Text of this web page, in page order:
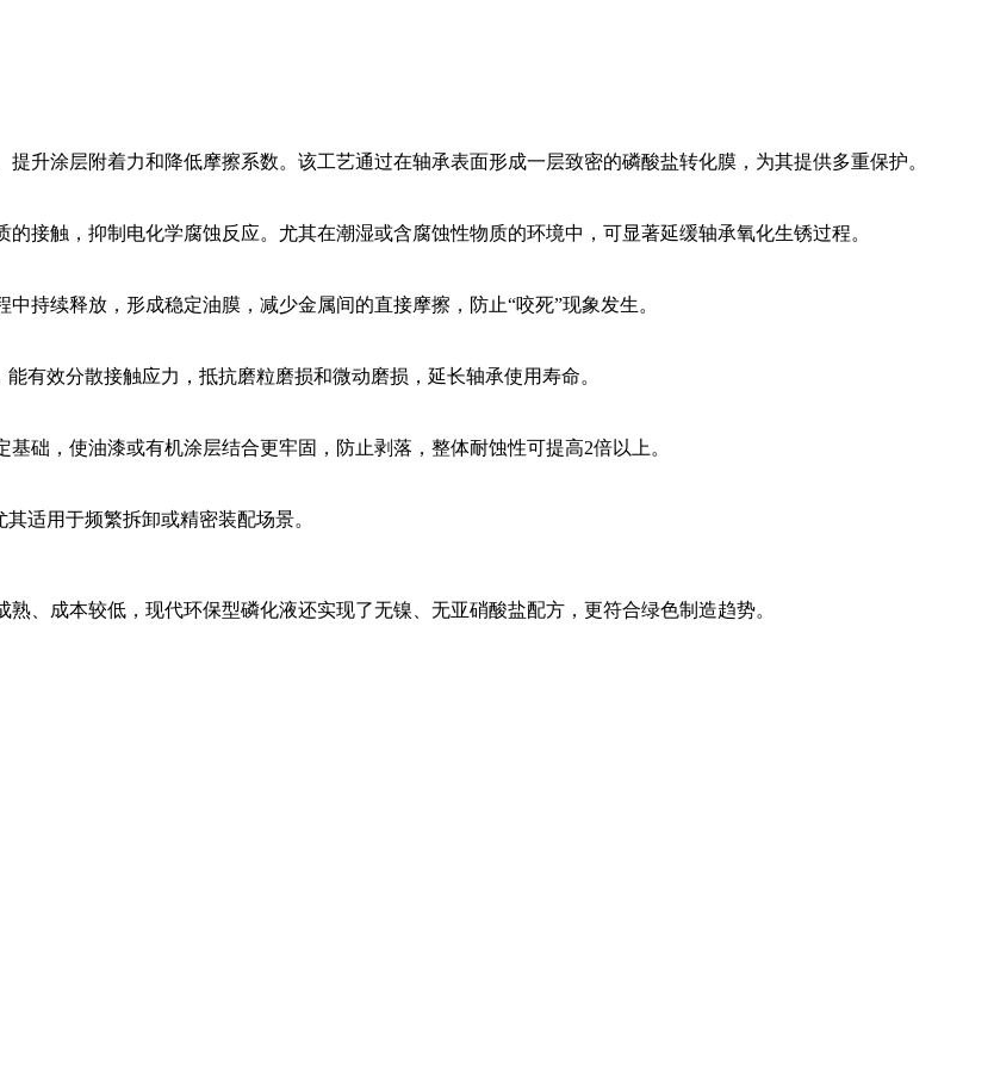
升涂层附着力和降低摩擦系数。该工艺通过在轴承表面形成一层致密的磷酸盐转化膜，为其提供多重保护。
接触，抑制电化学腐蚀反应。尤其在潮湿或含腐蚀性物质的环境中，可显著延缓轴承氧化生锈过程。
持续释放，形成稳定油膜，减少金属间的直接摩擦，防止“咬死”现象发生。
有效分散接触应力，抵抗磨粒磨损和微动磨损，延长轴承使用寿命。
础，使油漆或有机涂层结合更牢固，防止剥落，整体耐蚀性可提高2倍以上。
适用于频繁拆卸或精密装配场景。
、成本较低，现代环保型磷化液还实现了无镍、无亚硝酸盐配方，更符合绿色制造趋势。